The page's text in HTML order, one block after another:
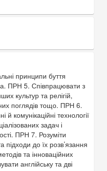
принципи буття
ПРН 5. Співпрацювати з
культур та релігій,
поглядів тощо. ПРН 6.
й комунікаційні технології
задач і
ПРН 7. Розуміти
підходи до їх розв’язання
та інноваційних
англійську та дві